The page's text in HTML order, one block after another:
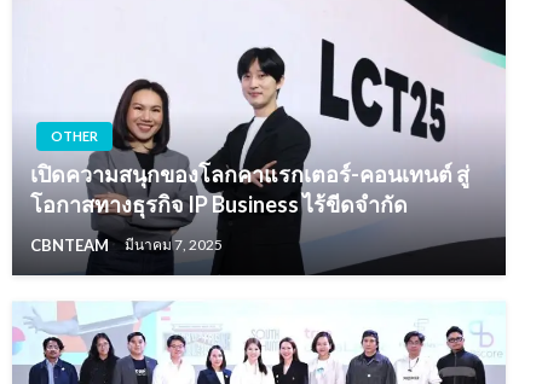
OTHER
เปิดความสนุกของโลกคาแรกเตอร์-คอนเทนต์ สู่
โอกาสทางธุรกิจ IP Business ไร้ขีดจำกัด
CBNTEAM มีนาคม 7, 2025